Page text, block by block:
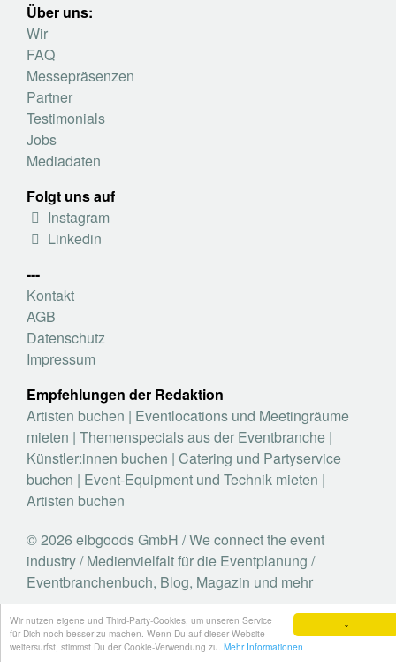
×
Wir nutzen eigene und Third-Party-Cookies, um unseren Service
für Dich noch besser zu machen. Wenn Du auf dieser Website
weitersurfst, stimmst Du der Cookie-Verwendung zu. Mehr Informationen
Über uns:
Wir
FAQ
Messepräsenzen
Partner
Testimonials
Jobs
Mediadaten
Folgt uns auf
Instagram
Linkedin
---
Kontakt
AGB
Datenschutz
Impressum
Empfehlungen der Redaktion
Artisten buchen | Eventlocations und Meetingräume
mieten | Themenspecials aus der Eventbranche |
Künstler:innen buchen | Catering und Partyservice
buchen | Event-Equipment und Technik mieten |
Artisten buchen
© 2026 elbgoods GmbH / We connect the event
industry / Medienvielfalt für die Eventplanung /
Eventbranchenbuch, Blog, Magazin und mehr